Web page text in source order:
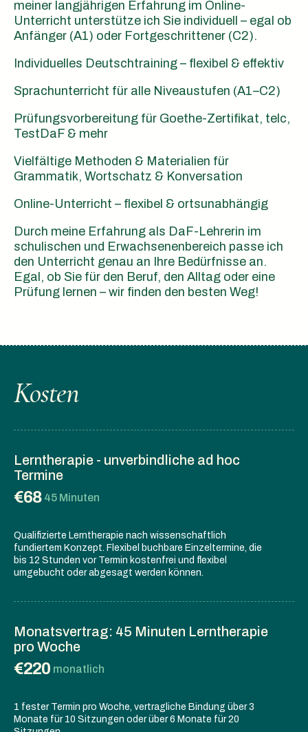
meiner langjährigen Erfahrung im Online-
Unterricht unterstütze ich Sie individuell – egal ob
Anfänger (A1) oder Fortgeschrittener (C2).
Individuelles Deutschtraining – flexibel & effektiv
Sprachunterricht für alle Niveaustufen (A1–C2)
Prüfungsvorbereitung für Goethe-Zertifikat, telc,
TestDaF & mehr
Vielfältige Methoden & Materialien für
Grammatik, Wortschatz & Konversation
Online-Unterricht – flexibel & ortsunabhängig
Durch meine Erfahrung als DaF-Lehrerin im
schulischen und Erwachsenenbereich passe ich
den Unterricht genau an Ihre Bedürfnisse an.
Egal, ob Sie für den Beruf, den Alltag oder eine
Prüfung lernen – wir finden den besten Weg!
Kosten
Lerntherapie - unverbindliche ad hoc
Termine
€68 45 Minuten
Qualifizierte Lerntherapie nach wissenschaftlich
fundiertem Konzept. Flexibel buchbare Einzeltermine, die
bis 12 Stunden vor Termin kostenfrei und flexibel
umgebucht oder abgesagt werden können.
Monatsvertrag: 45 Minuten Lerntherapie
pro Woche
€220 monatlich
1 fester Termin pro Woche, vertragliche Bindung über 3
Monate für 10 Sitzungen oder über 6 Monate für 20